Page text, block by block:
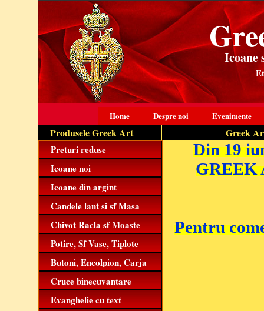
Icoane
Home Despre noi Evenimente
Produsele Greek Art Greek
Preturi reduse
Icoane noi
Icoane din argint
Candele lant si sf Masa
Chivot Racla sf Moaste
Potire, Sf Vase, Tiplote
Butoni, Encolpion, Carja
Cruce binecuvantare
Evanghelie cu text
Din 19
GREEK
Pentru